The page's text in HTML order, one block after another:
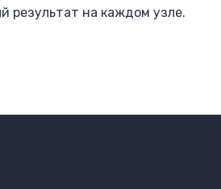
результат на каждом узле.